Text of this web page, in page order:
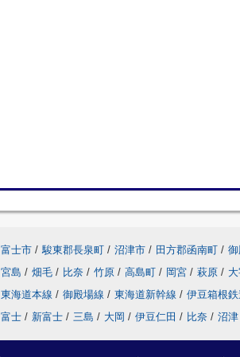
富士市 / 駿東郡長泉町 / 沼津市 / 田方郡函南町 /
宮島 / 畑毛 / 比奈 / 竹原 / 高島町 / 岡宮 / 萩原 /
東海道本線 / 御殿場線 / 東海道新幹線 / 伊豆箱根
富士 / 新富士 / 三島 / 大岡 / 伊豆仁田 / 比奈 / 沼津